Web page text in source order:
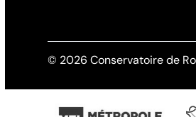
© 2026 Conservatoire de